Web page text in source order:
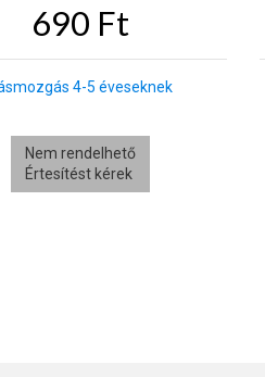
690 Ft
4-5 éveseknek
Nem rendelhető
Értesítést kérek